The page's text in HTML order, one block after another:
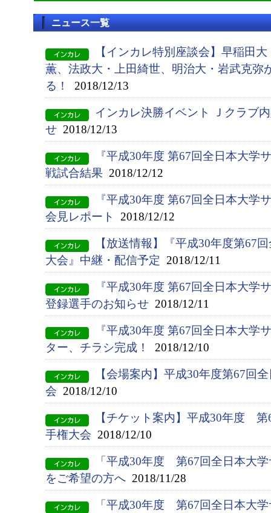
ニュース一覧
【インカレ特別座談会】早稲田
薫、法政大・上田綺世、明治大・岩武克弥
る！
2018/12/13
インカレ決勝イベント Ｊクラブ
せ 2018/12/13
『平成30年度 第67回全日本大
戦試合結果 2018/12/12
『平成30年度 第67回全日本大学
会見レポート
2018/12/12
【放送情報】『平成30年度第67
大会』中継・配信予定 2018/12/11
『平成30年度 第67回全日本大学
登録選手のお知らせ 2018/12/11
『平成30年度 第67回全日本大学
ター、チラシ完成！
2018/12/10
【会場案内】平成30年度第67回
会 2018/12/10
【チケット案内】平成30年度
手権大会 2018/12/10
「平成30年度 第67回全日本大
をご希望の方へ 2018/11/28
「平成30年度 第67回全日本大